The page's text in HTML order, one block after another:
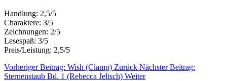
Handlung: 2,5/5
Charaktere: 3/5
Zeichnungen: 2/5
Lesespaß: 3/5
Preis/Leistung: 2,5/5
Vorheriger Beitrag: Wish (Clamp) Zurück Nächster Beitrag:
Sternenstaub Bd. 1 (Rebecca Jeltsch) Weiter